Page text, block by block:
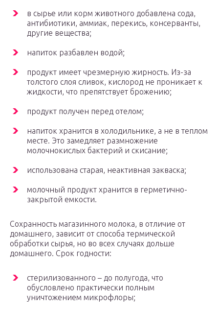
в сырье или корм животного добавлена сода,
антибиотики, аммиак, перекись, консерванты,
другие вещества;
напиток разбавлен водой;
продукт имеет чрезмерную жирность. Из-за
толстого слоя сливок, кислород не проникает к
жидкости, что препятствует брожению;
продукт получен перед отелом;
напиток хранится в холодильнике, а не в теплом
месте. Это замедляет размножение
молочнокислых бактерий и скисание;
использована старая, неактивная закваска;
молочный продукт хранится в герметично-
закрытой емкости.
Сохранность магазинного молока, в отличие от
домашнего, зависит от способа термической
обработки сырья, но во всех случаях дольше
домашнего. Срок годности:
стерилизованного – до полугода, что
обусловлено практически полным
уничтожением микрофлоры;